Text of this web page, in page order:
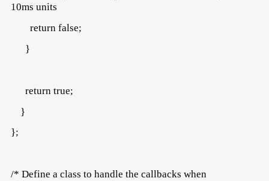
10ms units
return false;
}
return true;
}
};
/* Define a class to handle the callbacks when